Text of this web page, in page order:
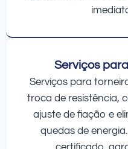
Serviços
Serviços para
troca de resistência,
ajuste de fiação e
quedas de